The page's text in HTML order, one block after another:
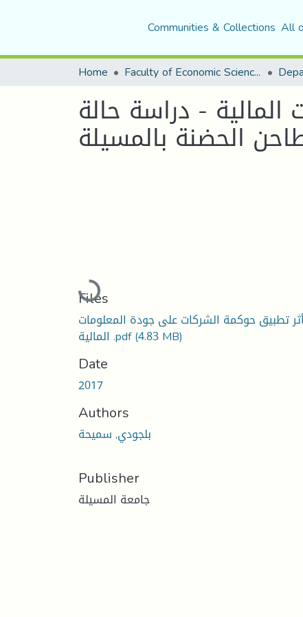
Communities & Collections All
Home Faculty of Economic Sciences, Commerce and Management Sciences
- دراسة حالة
Loading...
Files
أثر تطبيق حوكمة الشركات على جودة المعلومات
المالية .pdf(4.83 MB)
Date
2017
Authors
بلجودي, سميحة
Publisher
جامعة المسيلة